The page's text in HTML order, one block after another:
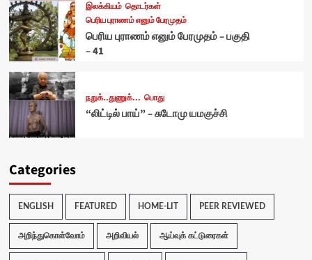
இலக்கியம் தொடர்கள்
பெரிய புராணம் எனும் பேரமுதம்
பெரிய புராணம் எனும் பேரமுதம் – பகுதி
– 41
நறுக்..துணுக்... பொது
“லிட்டில் பாய்” – சுடோமு யமகுச்சி
Categories
ENGLISH FEATURED HOME-LIT PEER REVIEWED
அறிந்துகொள்வோம் அறிவியல் ஆய்வுக் கட்டுரைகள்